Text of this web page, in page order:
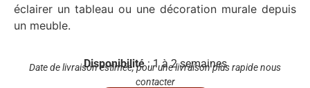
éclairer un tableau ou une décoration murale depuis
un meuble.
Disponibilité: 1 à 2 semaines
Date de livraison estimée, pour une livraison plus rapide nous
contacter